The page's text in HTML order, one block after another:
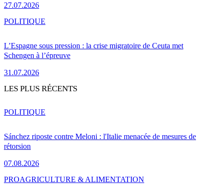
27.07.2026
L’Espagne sous pression : la crise migratoire de Ceuta met
Schengen à l’épreuve
31.07.2026
POLITIQUE
LES PLUS RÉCENTS
Sánchez riposte contre Meloni : l'Italie menacée de mesures de
rétorsion
07.08.2026
POLITIQUE
PROAGRICULTURE & ALIMENTATION